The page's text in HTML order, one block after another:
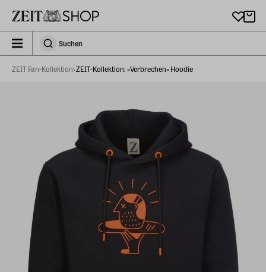
zeit_storefront.components.search.collapsed
SuchenSuchen
ZEIT Fan-Kollektion ZEIT-Kollektion: »Verbrechen« Hoodie